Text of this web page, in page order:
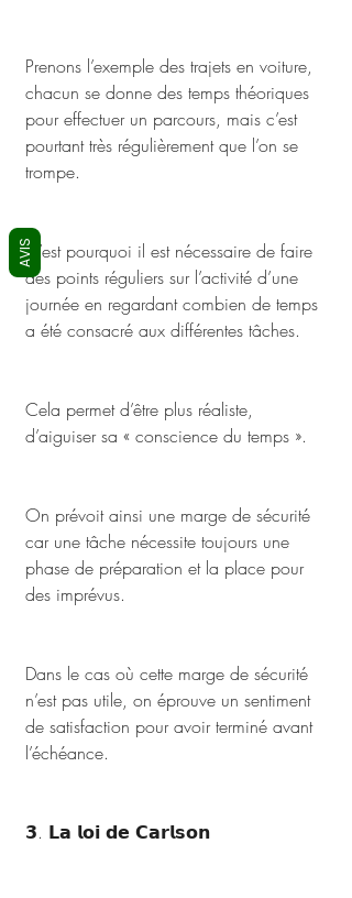
Prenons l’exemple des trajets en voiture,
chacun se donne des temps théoriques
pour effectuer un parcours, mais c’est
pourtant très régulièrement que l’on se
trompe.
C’est pourquoi il est nécessaire de faire
des points réguliers sur l’activité d’une
journée en regardant combien de temps
a été consacré aux différentes tâches.
Cela permet d’être plus réaliste,
d’aiguiser sa « conscience du temps ».
On prévoit ainsi une marge de sécurité
car une tâche nécessite toujours une
phase de préparation et la place pour
des imprévus.
Dans le cas où cette marge de sécurité
n’est pas utile, on éprouve un sentiment
de satisfaction pour avoir terminé avant
l’échéance.
𝟯. 𝗟𝗮 𝗹𝗼𝗶 𝗱𝗲 𝗖𝗮𝗿𝗹𝘀𝗼𝗻
AVIS